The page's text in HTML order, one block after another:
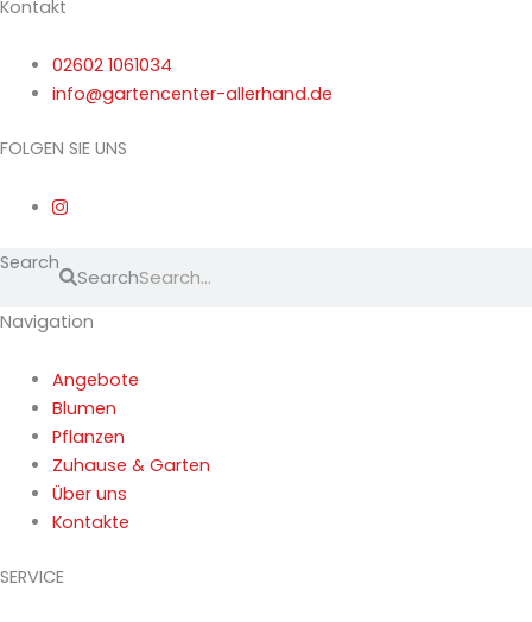
Kontakt
02602 1061034
info@gartencenter-allerhand.de
FOLGEN SIE UNS
Search
Search
Navigation
Angebote
Blumen
Pflanzen
Zuhause & Garten
Über uns
Kontakte
SERVICE